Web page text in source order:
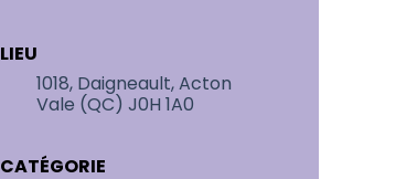
LIEU
1018, Daigneault, Acton
Vale (QC) J0H 1A0
CATÉGORIE